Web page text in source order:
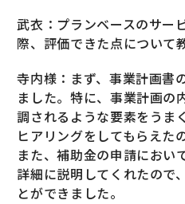
武衣：プランベースのサー
際、評価できた点について
寺内様：まず、事業計画書
ました。特に、事業計画の
調されるような要素をうま
ヒアリングをしてもらえた
また、補助金の申請におい
詳細に説明してくれたので
とができました。